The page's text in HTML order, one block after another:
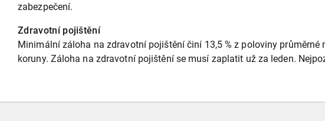
zabezpečení.
Zdravotní pojištění
Minimální záloha na zdravotní pojištění činí 13,5 % z poloviny
koruny. Záloha na zdravotní pojištění se musí zaplatit už za leden.